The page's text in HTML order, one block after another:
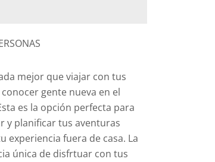
mejor que viajar con tus
gente nueva en el
es la opción perfecta para
y planificar tus aventuras
experiencia fuera de casa. La
única de disfrtuar con tus